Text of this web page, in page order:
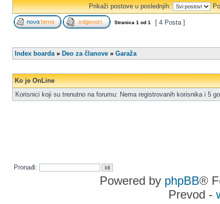
Prikaži postove u poslednjih:
Stranica 1 od 1 [ 4 Posta ]
Index boarda» Deo za članove » Garaža
Ko je OnLine
Korisnici koji su trenutno na forumu: Nema registrovanih korisnika i 5
Pronađi:
Powered by phpBB®
Prevod -